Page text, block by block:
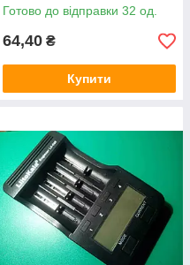
Готово до відправки 32 од.
64,40 ₴
Купити